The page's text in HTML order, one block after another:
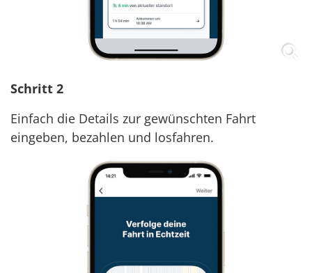
Schritt 2
Einfach die Details zur gewünschten Fahrt
eingeben, bezahlen und losfahren.